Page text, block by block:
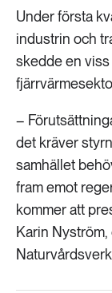
Under första
industrin och
skedde en
–
det kräver
samhället
fram emot
kommer att
Karin